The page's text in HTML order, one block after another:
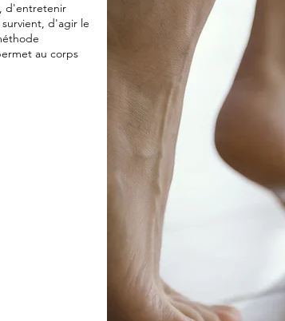
d'entretenir
d'agir le
au corps